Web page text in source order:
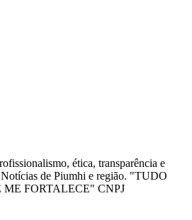
ética, transparência e
de Piumhi e região. "TUDO
FORTALECE" CNPJ